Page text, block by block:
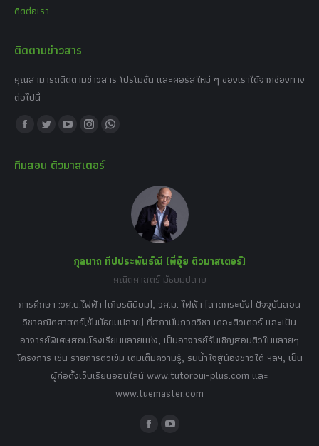
ติดต่อเรา
ติดตามข่าวสาร
คุณสามารถติดตามข่าวสาร โปรโมชั่น และคอร์สใหม่ ๆ ของเราได้จากช่องทาง
ต่อไปนี้
Find us on:
Facebook
opens
Twitter
opens
YouTube
opens
Instagram
opens
Whatsapp
window
ทีมสอน ติวมาสเตอร์
กุลนาถ ทีปประพันธ์ณี (พี่อุ๋ย ติวมาสเตอร์)
คณิตศาสตร์ มัธยมปลาย
การศึกษา :วศ.บ.ไฟฟ้า (เกียรตินิยม), วศ.ม. ไฟฟ้า (ลาดกระบัง) ปัจจุบันสอน
วิชาคณิตศาสตร์(ชั้นมัธยมปลาย) ที่สถาบันกวดวิชา เดอะติวเตอร์ และเป็น
อาจารย์พิเศษสอนโรงเรียนหลายแห่ง, เป็นอาจารย์รับเชิญสอนติวในหลายๆ
โครงการ เช่น รายการติวเข้ม เติมเต็มความรู้, รินน้ำใจสู่น้องชาวใต้ ฯลฯ, เป็น
ผู้ก่อตั้งเว็บเรียนออนไลน์ www.tutoroui-plus.com และ
www.tuemaster.com
FacebookYouTube